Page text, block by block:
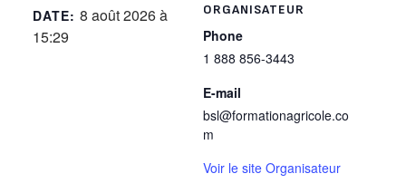
DATE:8 août 2026 à
15:29
ORGANISATEUR
Phone
1 888 856-3443
E-mail
bsl@formationagricole.co
m
Voir le site Organisateur